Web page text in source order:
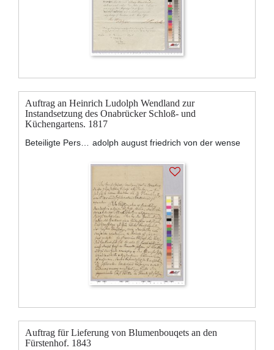
Auftrag an Heinrich Ludolph Wendland zur
Instandsetzung des Onabrücker Schloß- und
Küchengartens. 1817
adolph august friedrich von der wense
Auftrag für Lieferung von Blumenbouqets an den
Fürstenhof. 1843